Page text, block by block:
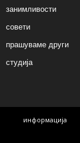
занимливости
совети
прашуваме други
студија
информација